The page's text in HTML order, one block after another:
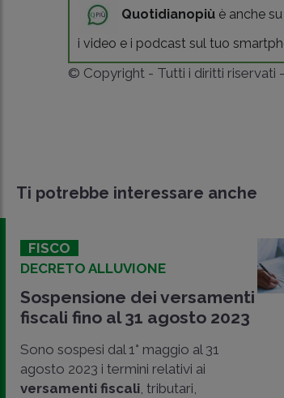
Quotidianopiù è anche
i video e i podcast sul tuo
© Copyright - Tutti i diritti riservati
Ti potrebbe interessare anche
FISCO
DECRETO ALLUVIONE
Sospensione dei versamenti
fiscali fino al 31 agosto 2023
Sono sospesi dal 1° maggio al 31
agosto 2023 i termini relativi ai
versamenti fiscali , tributari,